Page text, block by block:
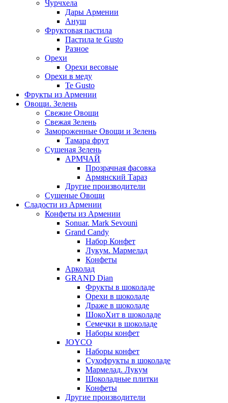
Чурчхела
Дары Армении
Ануш
Фруктовая пастила
Пастила te Gusto
Разное
Орехи
Орехи весовые
Орехи в меду
Te Gusto
Фрукты из Армении
Овощи. Зелень
Свежие Овощи
Свежая Зелень
Замороженные Овощи и Зелень
Тамара фрут
Сушеная Зелень
АРМЧАЙ
Прозрачная фасовка
Армянский Тараз
Другие производители
Сушеные Овощи
Сладости из Армении
Конфеты из Армении
Sonuar. Mark Sevouni
Grand Candy
Набор Конфет
Лукум. Мармелад
Конфеты
Арколад
GRAND Dian
Фрукты в шоколаде
Орехи в шоколаде
Драже в шоколаде
ШокоХит в шоколаде
Семечки в шоколаде
Наборы конфет
JOYCO
Наборы конфет
Сухофрукты в шоколаде
Мармелад. Лукум
Шоколадные плитки
Конфеты
Другие производители